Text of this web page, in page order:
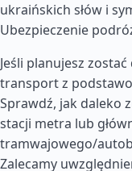
ukraińskich słów i
Ubezpieczenie
Jeśli planujesz
transport z
Sprawdź, jak daleko
stacji metra lub
tramwajowego/
Zalecamy